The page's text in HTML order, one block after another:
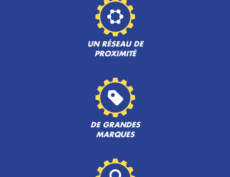
UN RÉSEAU DE
PROXIMITÉ
DE GRANDES
MARQUES